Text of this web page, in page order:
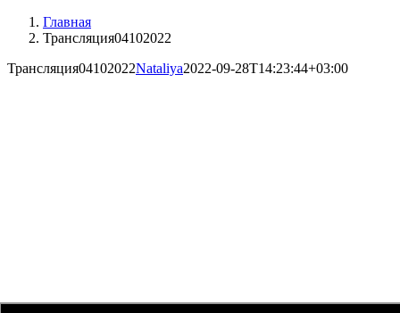
Главная
Трансляция04102022
Трансляция04102022Nataliya2022-09-28T14:23:44+03:00